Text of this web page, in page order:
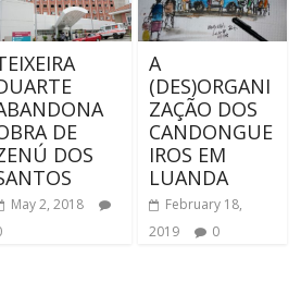
DE
DOS
May 2, 2018
A
(DES)ORGANI
ZAÇÃO DOS
CANDONGUE
IROS EM
LUANDA
February 18,
2019
0